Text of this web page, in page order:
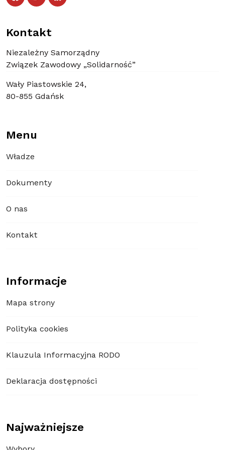
Kontakt
Niezależny Samorządny
Związek Zawodowy „Solidarność”
Wały Piastowskie 24,
80-855 Gdańsk
Menu
Władze
Dokumenty
O nas
Kontakt
Informacje
Mapa strony
Polityka cookies
Klauzula Informacyjna RODO
Deklaracja dostępności
Najważniejsze